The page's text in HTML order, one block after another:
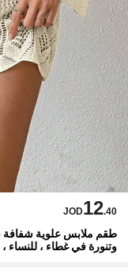
JOD12.40
طقم ملابس علوية شفافة
وتنورة في غطاء ، للنساء ، 2 قطع للصيف